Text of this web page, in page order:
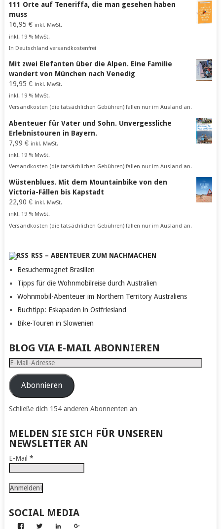
111 Orte auf Teneriffa, die man gesehen haben
muss
16,95 € inkl. MwSt.
inkl. 19 % MwSt.
In Deutschland versandkostenfrei
Mit zwei Elefanten über die Alpen. Eine Familie
wandert von München nach Venedig
19,95 € inkl. MwSt.
inkl. 19 % MwSt.
Versandkosten (die tatsächlichen Gebühren) fallen nur im Ausland an.
Abenteuer für Vater und Sohn. Unvergessliche
Erlebnistouren in Bayern.
7,99 € inkl. MwSt.
inkl. 19 % MwSt.
Versandkosten (die tatsächlichen Gebühren) fallen nur im Ausland an.
Wüstenblues. Mit dem Mountainbike von den
Victoria-Fällen bis Kapstadt
22,90 € inkl. MwSt.
inkl. 19 % MwSt.
Versandkosten (die tatsächlichen Gebühren) fallen nur im Ausland an.
RSS – ABENTEUER ZUM NACHMACHEN
Besuchermagnet Brasilien
Tipps für die Wohnmobilreise durch Australien
Wohnmobil-Abenteuer im Northern Territory Australiens
Buchtipp: Eskapaden in Ostfriesland
Bike-Touren in Slowenien
BLOG VIA E-MAIL ABONNIEREN
E-
Mail-
AdresseAbonnieren
Schließe dich 154 anderen Abonnenten an
MELDEN SIE SICH FÜR UNSEREN
NEWSLETTER AN
E-Mail *
SOCIAL MEDIA
Profil Profil Profil Profil